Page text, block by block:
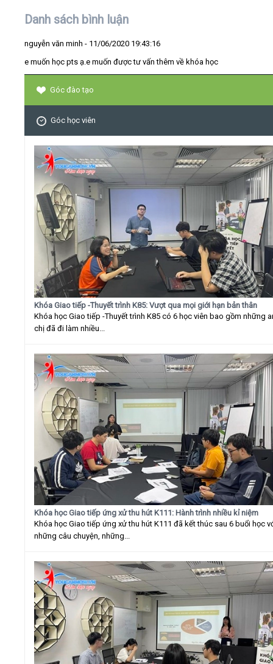
Danh sách bình luận
nguyễn văn minh - 11/06/2020 19:43:16
e muốn học pts ạ.e muốn được tư vấn thêm về khóa học
Góc đào tạo
Góc học viên
Khóa Giao tiếp -Thuyết trình K85: Vượt qua mọi giới hạn bản thân
Khóa học Giao tiếp -Thuyết trình K85 có 6 học viên bao gồm những
chị đã đi làm nhiều...
Khóa học Giao tiếp ứng xử thu hút K111: Hành trình nhiều kỉ niệm
Khóa học Giao tiếp ứng xử thu hút K111 đã kết thúc sau 6 buổi học
những câu chuyện, những...